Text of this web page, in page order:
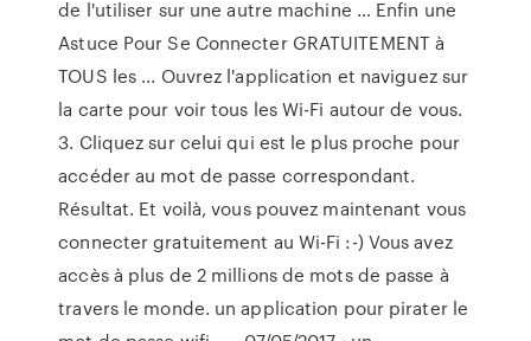
de l'utiliser sur une autre machine … Enfin une
Astuce Pour Se Connecter GRATUITEMENT à
TOUS les ... Ouvrez l'application et naviguez sur
la carte pour voir tous les Wi-Fi autour de vous.
3. Cliquez sur celui qui est le plus proche pour
accéder au mot de passe correspondant.
Résultat. Et voilà, vous pouvez maintenant vous
connecter gratuitement au Wi-Fi :-) Vous avez
accès à plus de 2 millions de mots de passe à
travers le monde. un application pour pirater le